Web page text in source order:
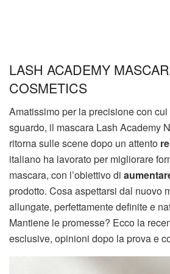
LASH ACADEMY
COSMETICS
Amatissimo per la precisione con
sguardo, il mascara Lash Academy
ritorna sulle scene dopo un attento
italiano ha lavorato per migliorare
mascara, con l’obiettivo di
prodotto. Cosa aspettarsi dal nuovo
allungate, perfettamente definite e
Mantiene le promesse? Ecco la
esclusive, opinioni dopo la prova e